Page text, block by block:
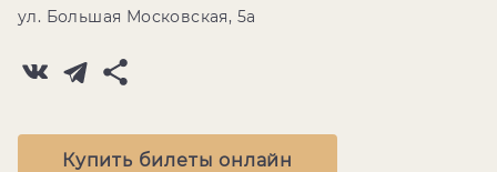
ул. Большая Московская, 5а
Купить билеты онлайн